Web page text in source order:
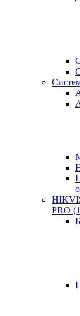
PRO